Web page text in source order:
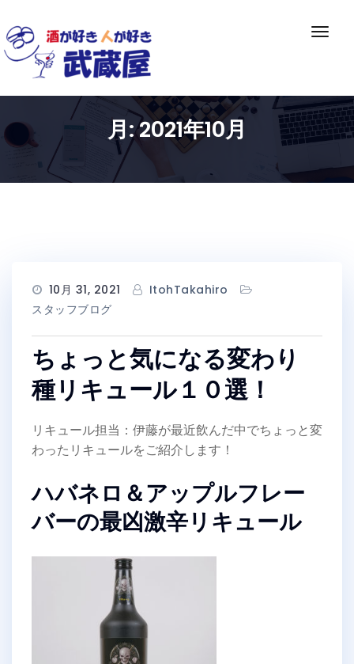
to
content
ナ
ー
シ
ョ
切
り
月:2021年10月
10月 31, 2021
ItohTakahiro
スタッフブログ
ちょっと気になる変わり
種リキュール１０選！
リキュール担当：伊藤が最近飲んだ中でちょっと変
わったリキュールをご紹介します！
ハバネロ＆アップルフレー
バーの最凶激辛リキュール